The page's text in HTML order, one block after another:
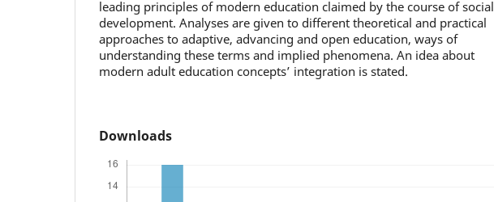
leading principles of modern education claimed by the course of social
development. Analyses are given to different theoretical and practical
approaches to adaptive, advancing and open education, ways of
understanding these terms and implied phenomena. An idea about
modern adult education concepts’ integration is stated.
Downloads